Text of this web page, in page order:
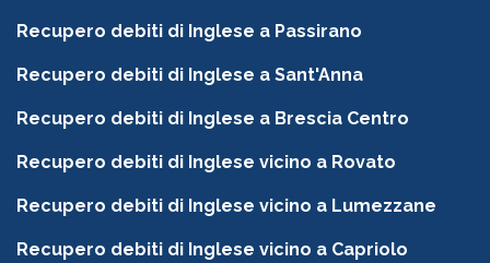
Recupero debiti di Inglese a Passirano
Recupero debiti di Inglese a Sant'Anna
Recupero debiti di Inglese a Brescia Centro
Recupero debiti di Inglese vicino a Rovato
Recupero debiti di Inglese vicino a Lumezzane
Recupero debiti di Inglese vicino a Capriolo